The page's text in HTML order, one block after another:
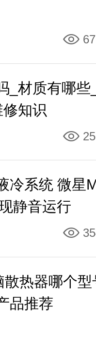
_材质有哪些
知识
冷系统 微星
静音运行
热器哪个
品推荐